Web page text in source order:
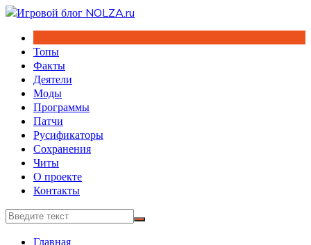
Перейти
содержимому
Топы
Факты
Деятели
Моды
Программы
Патчи
Русификаторы
Сохранения
Читы
О проекте
Контакты
Главная